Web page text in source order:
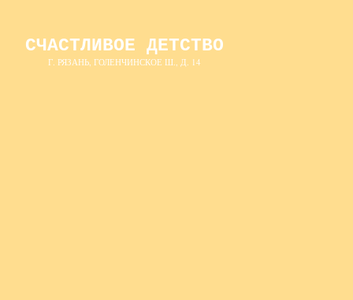
СЧАСТЛИВОЕ ДЕТСТВО
Г. РЯЗАНЬ, ГОЛЕНЧИНСКОЕ Ш., Д. 14